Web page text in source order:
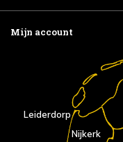
Mijn account
Nijkerk
Leiderdorp